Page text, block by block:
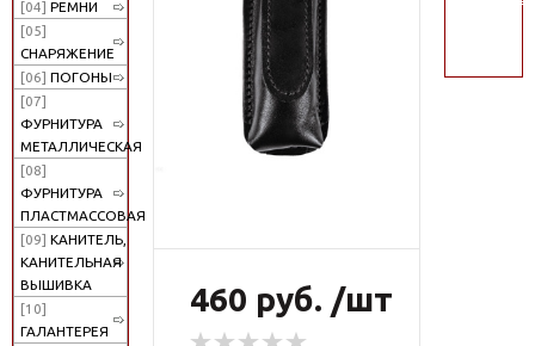
[04] РЕМНИ
[05]
СНАРЯЖЕНИЕ
[06] ПОГОНЫ
[07]
ФУРНИТУРА
МЕТАЛЛИЧЕСКАЯ
[08]
ФУРНИТУРА
ПЛАСТМАССОВАЯ
[09] КАНИТЕЛЬ,
КАНИТЕЛЬНАЯ
ВЫШИВКА
[10]
ГАЛАНТЕРЕЯ
460 руб. /шт